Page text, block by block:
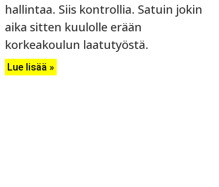
hallintaa. Siis kontrollia. Satuin jokin
aika sitten kuulolle erään
korkeakoulun laatutyöstä.
Lue lisää »